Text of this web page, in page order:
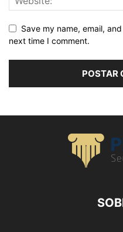
Save my name, email,
next time I comment.